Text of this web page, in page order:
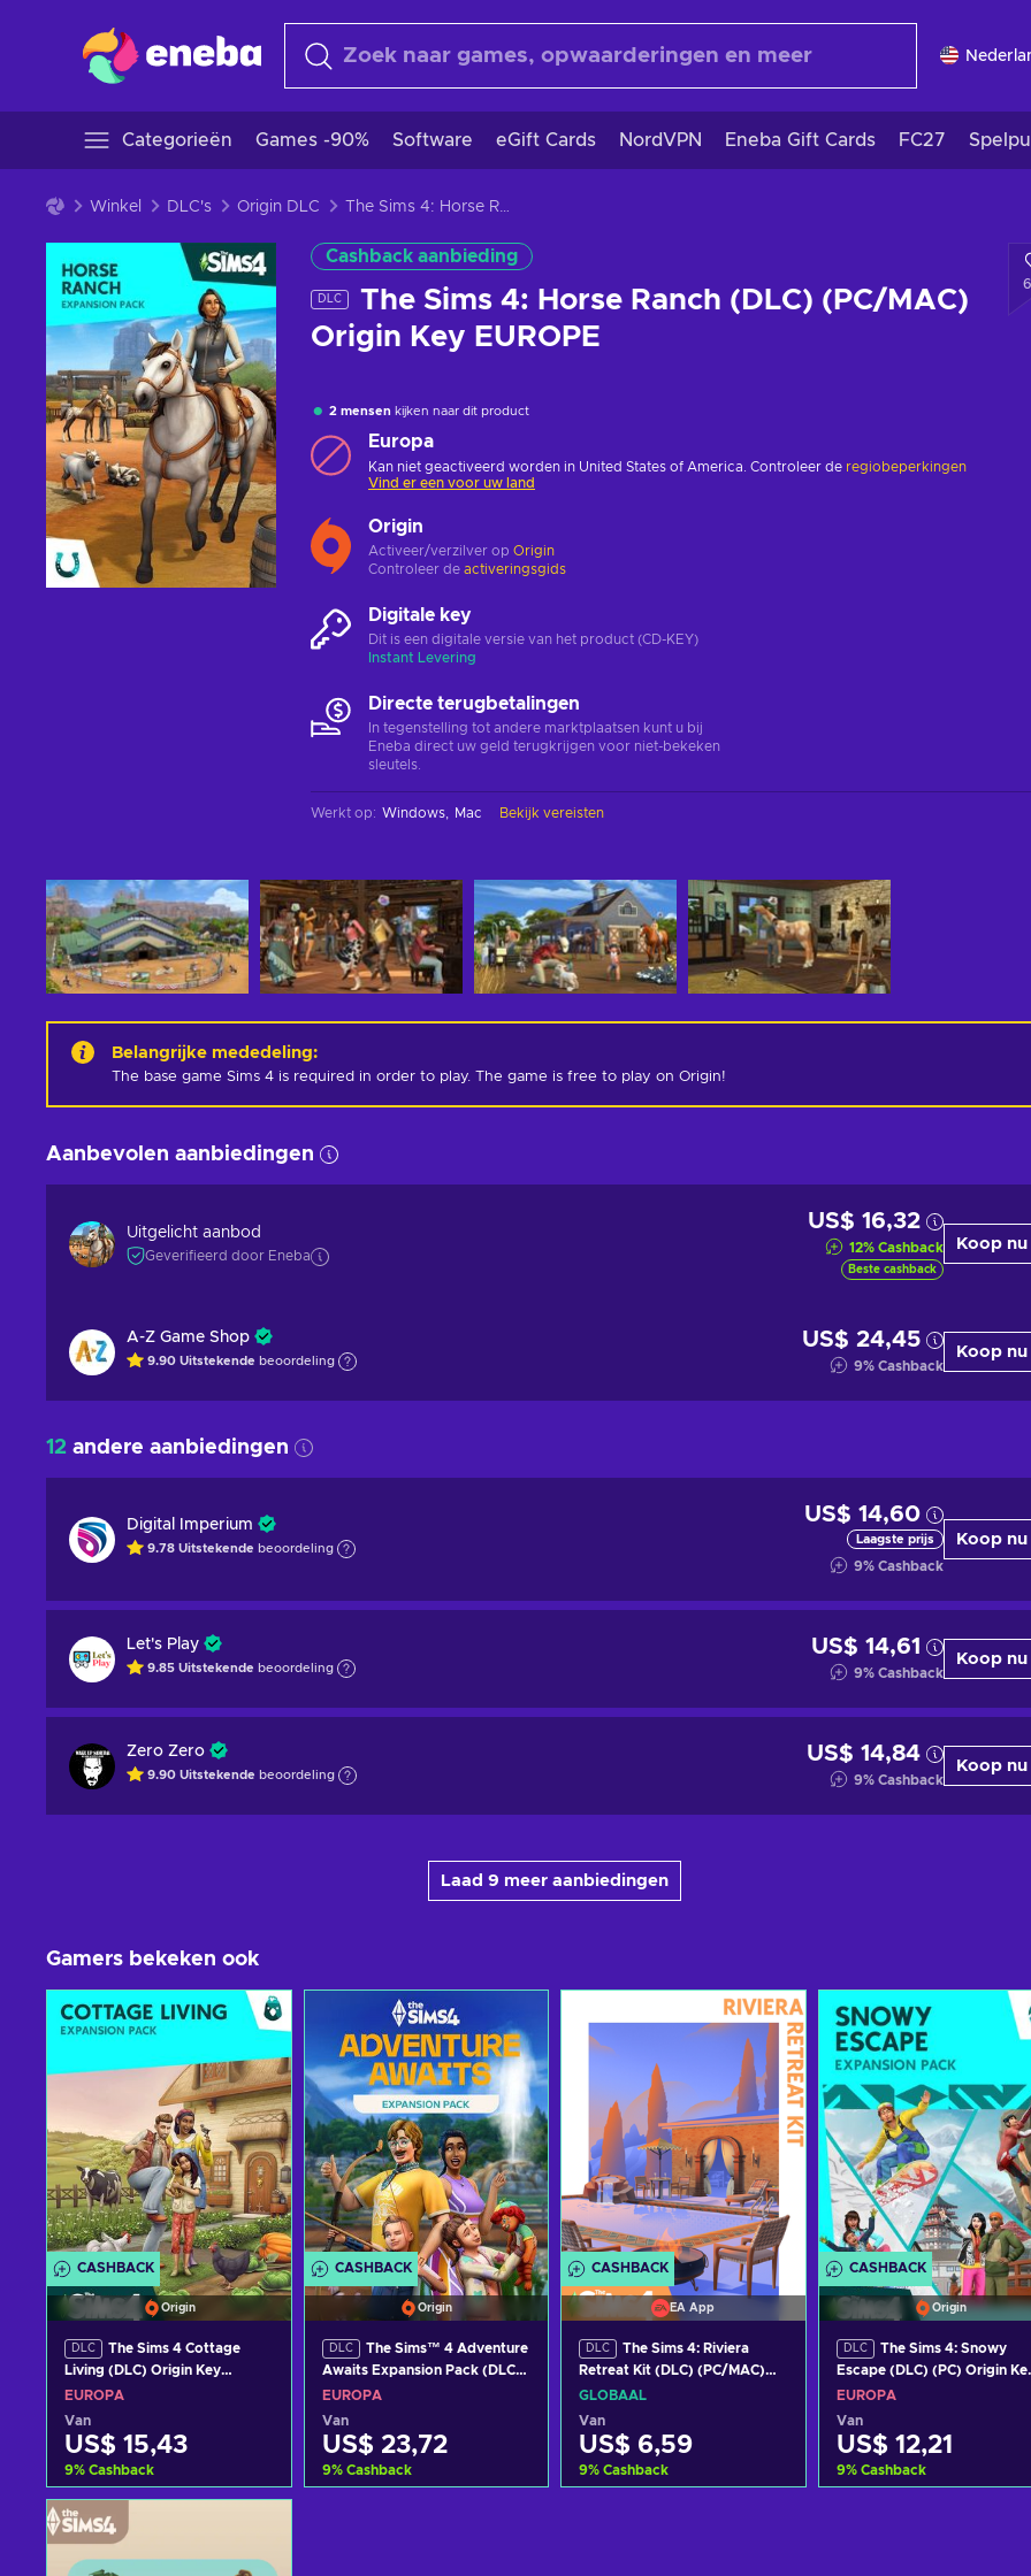
Categorieën Games -90% Software eGift Cards NordVPN Eneba Gift Cards FC27
Winkel DLC's Origin DLC The Sims 4: Horse Ranch (DLC) (PC/MAC) Origin Key EUROPE
Cashback aanbieding
DLC
The Sims 4: Horse Ranch (DLC) (PC/MAC)
Origin Key EUROPE
2 mensen kijken naar dit product
Europa
Kan niet geactiveerd worden in United States of America. Controleer de regiobeperkingen
Vind er een voor uw land
Origin
Activeer/verzilver op Origin
Controleer de activeringsgids
Digitale key
Dit is een digitale versie van het product (CD-KEY)
Instant Levering
Directe terugbetalingen
In tegenstelling tot andere marktplaatsen kunt u bij
Eneba direct uw geld terugkrijgen voor niet-bekeken
sleutels.
Werkt op: Windows Mac Bekijk vereisten
Belangrijke mededeling:
The base game Sims 4 is required in order to play. The game is free to play on Origin!
Aanbevolen aanbiedingen
Uitgelicht aanbod
Geverifieerd door Eneba
US$ 16,32
12% Cashback
Beste cashback
Koop nu
A-Z Game Shop
9.90 Uitstekende beoordeling
US$ 24,45
9% Cashback
Koop nu
12 andere aanbiedingen
Digital Imperium
9.78 Uitstekende beoordeling
US$ 14,60
Laagste prijs
9% Cashback
Koop nu
Let's Play
9.85 Uitstekende beoordeling
US$ 14,61
9% Cashback
Koop nu
Zero Zero
9.90 Uitstekende beoordeling
US$ 14,84
9% Cashback
Koop nu
Laad 9 meer aanbiedingen
Gamers bekeken ook
CASHBACK
Origin
DLC
The Sims 4 Cottage
Living (DLC) Origin Key
EUROPE
EUROPA
Van
US$ 15,43
9% Cashback
winkelmandje
Bekijk aanbiedingen
CASHBACK
Origin
DLC
The Sims™ 4 Adventure
Awaits Expansion Pack (DLC)
Origin (PC) Key EUROPE
EUROPA
Van
US$ 23,72
9% Cashback
CASHBACK
EA App
DLC
The Sims 4: Riviera
Retreat Kit (DLC) (PC/MAC)
EA App Key GLOBAL
GLOBAAL
Van
US$ 6,59
9% Cashback
CASHBACK
Origin
DLC
The Sims 4: Snowy
Escape (DLC) (PC) Origin
EUROPE
EUROPA
Van
US$ 12,21
9% Cashback